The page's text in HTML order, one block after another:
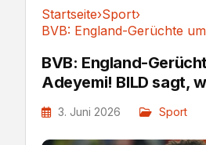
Startseite›Sport›
BVB: England-
Adeyemi! BILD sagt,
3. Juni 2026 Sport